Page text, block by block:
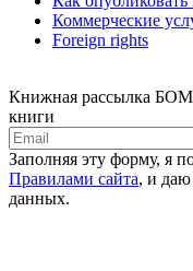
Коммерческие
Foreign rights
Книжная рассылка
книги
Заполняя эту форму, я
Правилами сайта, и даю
данных.